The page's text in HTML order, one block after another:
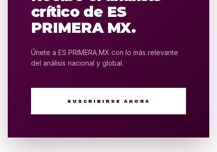
crítico de ES
PRIMERA MX.
Únete a ES PRIMERA MX con lo más relevante
del análisis nacional y global.
SUSCRIBIRSE AHORA